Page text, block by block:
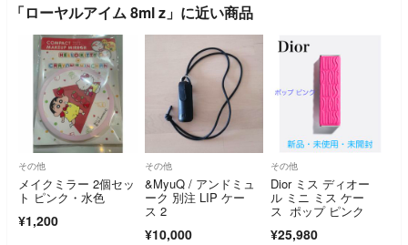
「ローヤルアイム 8ml z」に近い商品
その他
メイクミラー 2個セッ
ト ピンク・水色
¥1,200
その他
&MyuQ / アンドミュ
ーク 別注 LIP ケー
ス 2
¥10,000
その他
Dior ミス ディオー
ル ミニ ミス ケー
ス ポップ ピンク
¥25,980